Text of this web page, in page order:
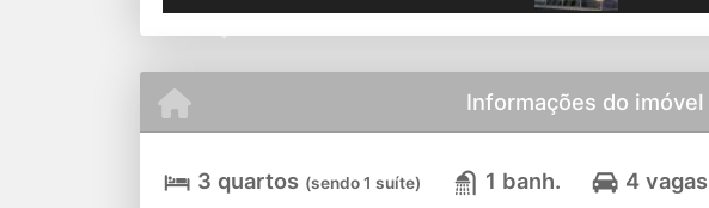
Informações do imóvel
3 quartos (sendo 1 suíte) 1 banh. 4 vagas